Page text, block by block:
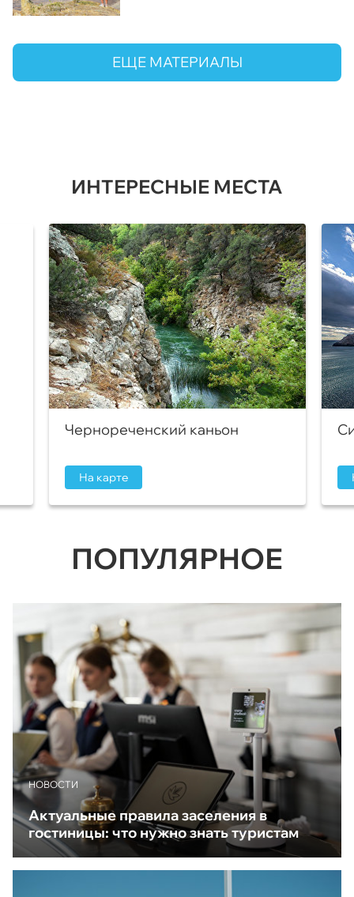
ЕЩЕ МАТЕРИАЛЫ
ИНТЕРЕСНЫЕ МЕСТА
Чернореченский каньон
На карте
ПОПУЛЯРНОЕ
НОВОСТИ
Актуальные правила заселения в
гостиницы: что нужно знать туристам